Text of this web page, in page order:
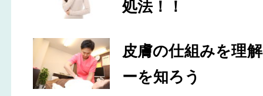
処法！！
皮膚の仕組みを理
ーを知ろう